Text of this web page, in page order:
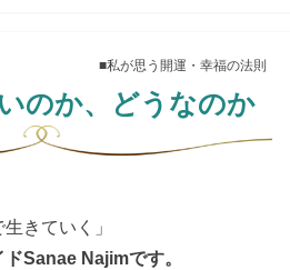
■私が思う開運・幸福の法則
のか、どうなのか
きていく」
ドSanae Najimです。